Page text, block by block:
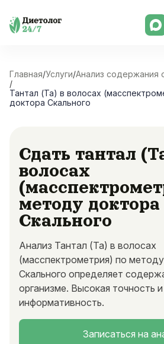
Skip
Главная/Услуги/Анализ содержания
/
Тантал (Ta) в волосах
доктора Скального
Сдать тантал
волосах
методу доктора
Скального
Анализ Тантал (Ta) в волосах
(масспектрометрия) по
Скального определяет
организме. Высокая точность и
информативность.
Записаться на